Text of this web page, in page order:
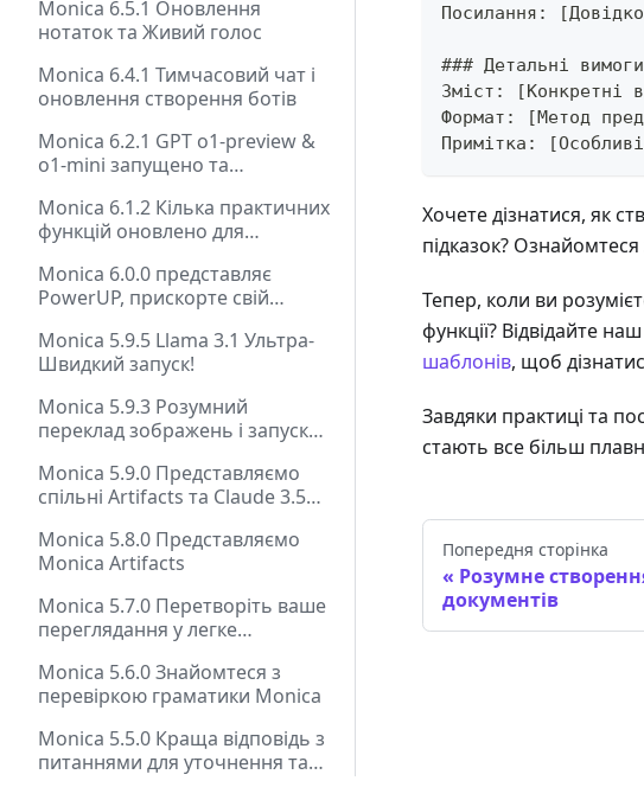
Monica 6.5.1 Оновлення
нотаток та Живий голос
Monica 6.4.1 Тимчасовий чат і
оновлення створення ботів
Monica 6.2.1 GPT o1-preview &
o1-mini запущено та
Monica 6.1.2 Кілька практичних
функцій оновлено для
ефективності
Monica 6.0.0 представляє
PowerUP, прискорте свій
Monica 5.9.5 Llama 3.1 Ультра-
Швидкий запуск!
Monica 5.9.3 Розумний
переклад зображень і запуск
Monica 5.9.0 Представляємо
спільні Artifacts та Claude 3.5
Monica 5.8.0 Представляємо
Monica Artifacts
Monica 5.7.0 Перетворіть ваше
переглядання у легке
Monica 5.6.0 Знайомтеся з
перевіркою граматики Monica
Monica 5.5.0 Краща відповідь з
питаннями для уточнення та
Посилання:
### Детальні вимоги
Зміст: [Конкретні
Формат: [Метод
Примітка:
Хочете дізнатися, як
підказок?
Тепер, коли ви
функції? Відвідайте наш
шаблонів, щоб
Завдяки практиці та
стають все більш
Попередня сторінка
Розумне
документів